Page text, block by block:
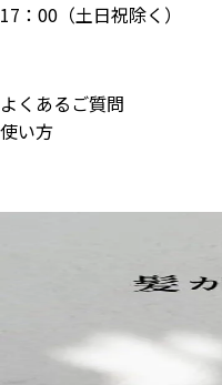
17：00（土日祝除く）
よくあるご質問
使い方